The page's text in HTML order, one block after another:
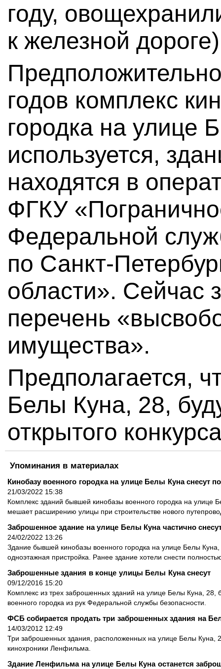
году,
к железной
годов комплекс
городка на улице
используется,
находятся в
ФГКУ
Федеральной
по Санкт-
области». Сейчас
перечень
имущества».
Предполагается,
Белы Куна, 28,
открытого
Упоминания в материалах
Кинобазу военного городка на улице Белы Куна снесут
21/03/2022 15:38
Комплекс зданий бывшей кинобазы военного городка на улице
мешает расширению улицы при строительстве нового
Заброшенное здание на улице Белы Куна частично
24/02/2022 13:26
Здание бывшей кинобазы военного городка на улице Белы
одноэтажная пристройка. Ранее здание хотели снести
Заброшенные здания в конце улицы Белы Куна снесут
09/12/2016 15:20
Комплекс из трех заброшенных зданий на улице Белы Куна,
военного городка из рук Федеральной службы безопасности.
ФСБ собирается продать три заброшенных здания на
14/03/2012 12:49
Три заброшенных здания, расположенных на улице Белы Куна,
кинохроники Ленфильма.
Здание Ленфильма на улице Белы Куна останется